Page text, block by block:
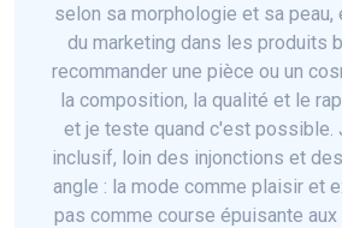
selon sa morphologie et sa peau,
du marketing dans les produits
recommander une pièce ou un
la composition, la qualité et le
et je teste quand c'est possible.
inclusif, loin des injonctions et
angle : la mode comme plaisir et
pas comme course épuisante aux